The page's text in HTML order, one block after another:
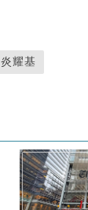
炎耀基